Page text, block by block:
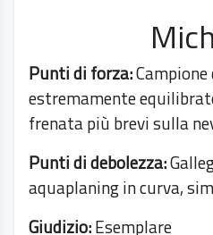
Punti di forza:
estremamente
frenata più brevi sulla
Punti di debolezza:
aquaplaning in curva,
Giudizio:Esemplare